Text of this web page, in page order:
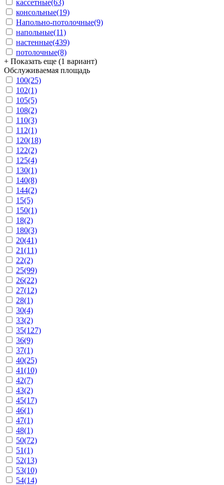
кассетные(63)
консольные(19)
Напольно-потолочные(9)
напольные(11)
настенные(439)
потолочные(8)
+ Показать еще (1 вариант)
Обслуживаемая площадь
100(25)
102(1)
105(5)
108(2)
110(3)
112(1)
120(18)
122(2)
125(4)
130(1)
140(8)
144(2)
15(5)
150(1)
18(2)
180(3)
20(41)
21(11)
22(2)
25(99)
26(22)
27(12)
28(1)
30(4)
33(2)
35(127)
36(9)
37(1)
40(25)
41(10)
42(7)
43(2)
45(17)
46(1)
47(1)
48(1)
50(72)
51(1)
52(13)
53(10)
54(14)